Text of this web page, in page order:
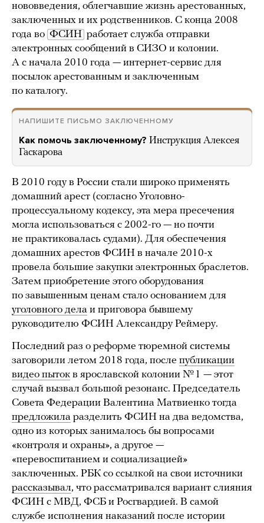
нововведения, облегчавшие жизнь арестованных,
заключенных и их родственников. С конца 2008
года во ФСИН работает служба отправки
электронных сообщений в СИЗО и колонии.
А с начала 2010 года — интернет-сервис для
посылок арестованным и заключенным
по каталогу.
НАПИШИТЕ ПИСЬМО ЗАКЛЮЧЕННОМУ
Как помочь заключенному? Инструкция Алексея
Гаскарова
В 2010 году в России стали широко применять
домашний арест (согласно Уголовно-
процессуальному кодексу, эта мера пресечения
могла использоваться с 2002-го — но почти
не практиковалась судами). Для обеспечения
домашних арестов ФСИН в начале 2010-х
провела большие закупки электронных браслетов.
Затем приобретение этого оборудования
по завышенным ценам стало основанием для
уголовного дела и приговора бывшему
руководителю ФСИН Александру Реймеру.
Последний раз о реформе тюремной системы
заговорили летом 2018 года, после публикации
видео пыток в ярославской колонии № 1 — этот
случай вызвал большой резонанс. Председатель
Совета Федерации Валентина Матвиенко тогда
предложила разделить ФСИН на два ведомства,
одно из которых занималось бы вопросами
«контроля и охраны», а другое —
«перевоспитанием и социализацией»
заключенных. РБК со ссылкой на свои источники
рассказывал, что рассматривался вариант слияния
ФСИН с МВД, ФСБ и Росгвардией. В самой
службе исполнения наказаний после истории